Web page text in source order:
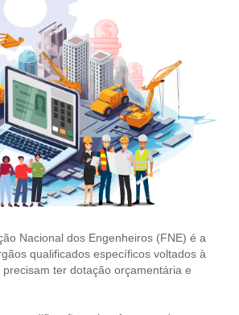
Nacional dos Engenheiros (FNE) é a
qualificados específicos voltados à
ter dotação orçamentária e